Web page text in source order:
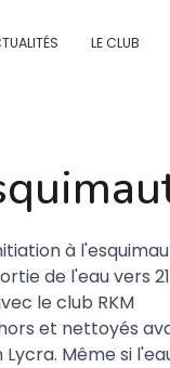
LE CLUB
à
de l'eau vers
le club RKM
et nettoyés
Même si